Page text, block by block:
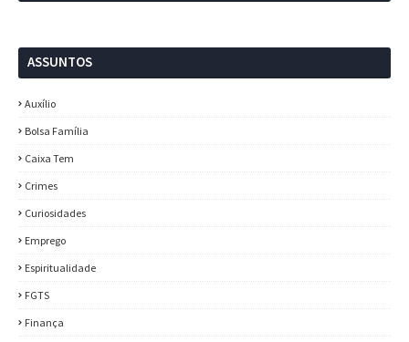
ASSUNTOS
Auxílio
Bolsa Família
Caixa Tem
Crimes
Curiosidades
Emprego
Espiritualidade
FGTS
Finança